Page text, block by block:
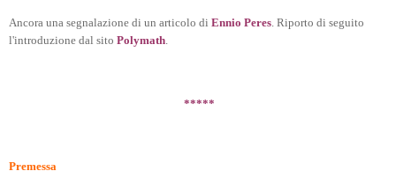
Ancora una segnalazione di un articolo di Ennio Peres. Riporto di seguito
l'introduzione dal sito Polymath.
*****
Premessa